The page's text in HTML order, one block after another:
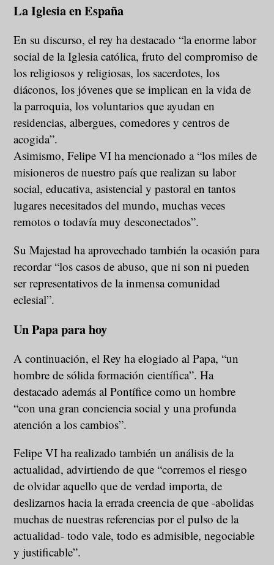
La Iglesia en España
En su discurso, el rey ha destacado “la enorme labor
social de la Iglesia católica, fruto del compromiso de
los religiosos y religiosas, los sacerdotes, los
diáconos, los jóvenes que se implican en la vida de
la parroquia, los voluntarios que ayudan en
residencias, albergues, comedores y centros de
acogida”.
Asimismo, Felipe VI ha mencionado a “los miles de
misioneros de nuestro país que realizan su labor
social, educativa, asistencial y pastoral en tantos
lugares necesitados del mundo, muchas veces
remotos o todavía muy desconectados”.
Su Majestad ha aprovechado también la ocasión para
recordar “los casos de abuso, que ni son ni pueden
ser representativos de la inmensa comunidad
eclesial”.
Un Papa para hoy
A continuación, el Rey ha elogiado al Papa, “un
hombre de sólida formación científica”. Ha
destacado además al Pontífice como un hombre
“con una gran conciencia social y una profunda
atención a los cambios”.
Felipe VI ha realizado también un análisis de la
actualidad, advirtiendo de que “corremos el riesgo
de olvidar aquello que de verdad importa, de
deslizarnos hacia la errada creencia de que -abolidas
muchas de nuestras referencias por el pulso de la
actualidad- todo vale, todo es admisible, negociable
y justificable”.